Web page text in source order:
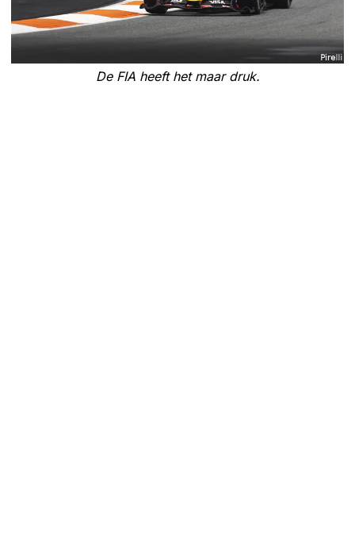
De FIA heeft het maar druk.